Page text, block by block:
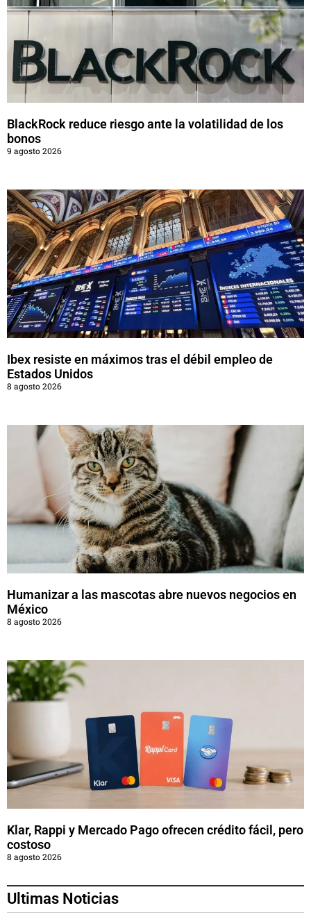
BlackRock reduce riesgo ante la volatilidad de los
bonos
9 agosto 2026
Ibex resiste en máximos tras el débil empleo de
Estados Unidos
8 agosto 2026
Humanizar a las mascotas abre nuevos negocios en
México
8 agosto 2026
Klar, Rappi y Mercado Pago ofrecen crédito fácil, pero
costoso
8 agosto 2026
Ultimas Noticias